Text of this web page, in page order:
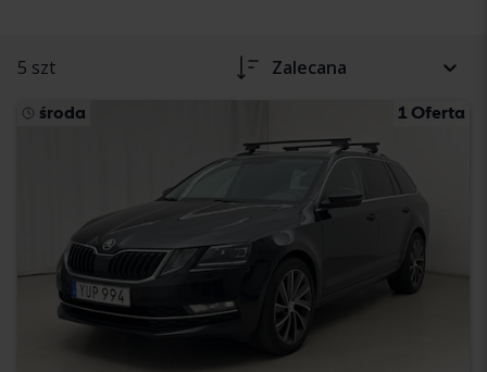
5 szt Zalecana
środa 1 Oferta